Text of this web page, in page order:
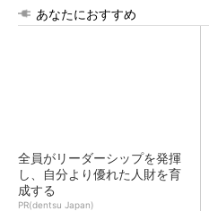
あなたにおすすめ
全員がリーダーシップを発揮
し、自分より優れた人財を育
成する
PR(dentsu Japan)